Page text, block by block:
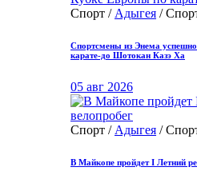
Спорт / Адыгея /
Спортсмены из Энема
карате-до Шотокан Казэ Ха
05 авг 2026
Спорт / Адыгея /
В Майкопе пройдет I Летний